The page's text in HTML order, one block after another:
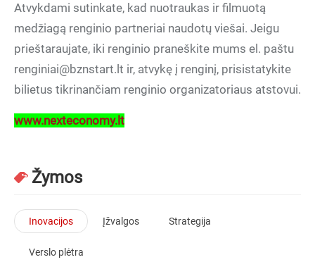
Atvykdami sutinkate, kad nuotraukas ir filmuotą
medžiagą renginio partneriai naudotų viešai. Jeigu
prieštaraujate, iki renginio praneškite mums el. paštu
renginiai@bznstart.lt ir, atvykę į renginį, prisistatykite
bilietus tikrinančiam renginio organizatoriaus atstovui.
www.nexteconomy.lt
Žymos
Inovacijos Įžvalgos Strategija
Verslo plėtra